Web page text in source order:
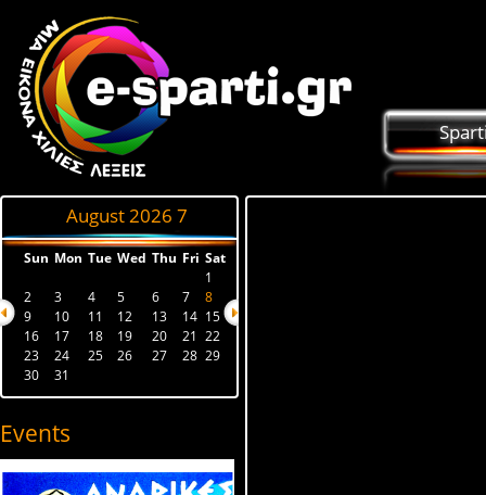
August 2026 7
Sun Mon Tue Wed Thu Fri Sat
1
2
3 4 5 6 7
8
9
10 11 12 13 14 15
16
17 18 19 20 21
22
23
24 25 26 27 28 29
30
31
Events